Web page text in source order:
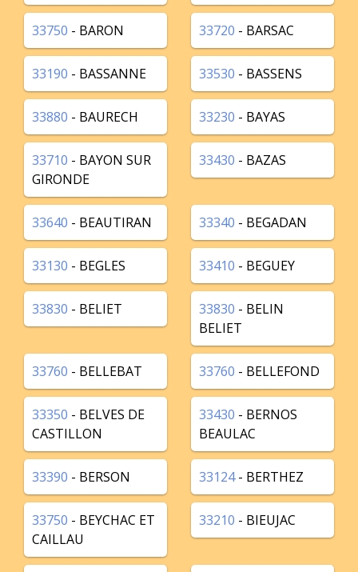
33750 - BARON 33720 - BARSAC
33190 - BASSANNE 33530 - BASSENS
33880 - BAURECH 33230 - BAYAS
33710 - BAYON SUR
GIRONDE
33430 - BAZAS
33640 - BEAUTIRAN 33340 - BEGADAN
33130 - BEGLES 33410 - BEGUEY
33830 - BELIET 33830 - BELIN
BELIET
33760 - BELLEBAT 33760 - BELLEFOND
33350 - BELVES DE
CASTILLON
33430 - BERNOS
BEAULAC
33390 - BERSON 33124- BERTHEZ
33750 - BEYCHAC ET
CAILLAU
33210 - BIEUJAC